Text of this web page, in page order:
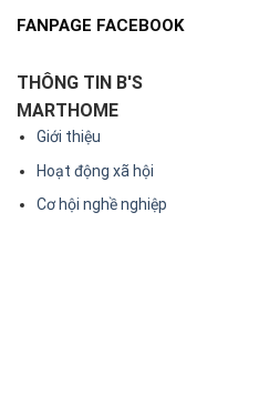
FANPAGE FACEBOOK
THÔNG TIN B'S
MARTHOME
Giới thiệu
Hoạt động xã hội
Cơ hội nghề nghiệp